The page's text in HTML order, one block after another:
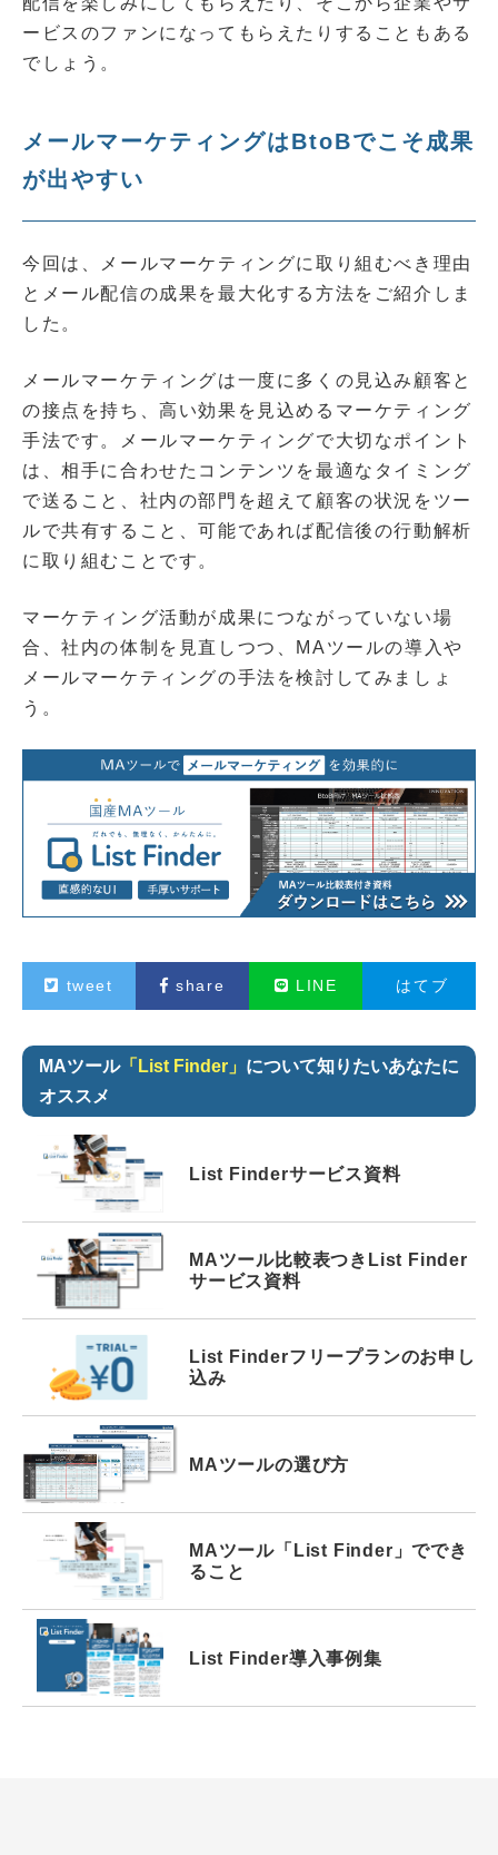
ービスのファンになってもらえたりすることもある
でしょう。
メールマーケティングはBtoBでこそ成果
が出やすい
今回は、メールマーケティングに取り組むべき理由
とメール配信の成果を最大化する方法をご紹介しま
した。
メールマーケティングは一度に多くの見込み顧客と
の接点を持ち、高い効果を見込めるマーケティング
手法です。メールマーケティングで大切なポイント
は、相手に合わせたコンテンツを最適なタイミング
で送ること、社内の部門を超えて顧客の状況をツー
ルで共有すること、可能であれば配信後の行動解析
に取り組むことです。
マーケティング活動が成果につながっていない場
合、社内の体制を見直しつつ、MAツールの導入や
メールマーケティングの手法を検討してみましょ
う。
tweet share LINE はてブ
MAツール「List Finder」 について知りたいあなたに
オススメ
List Finderサービス資料
MAツール比較表つき List Finder
サービス資料
List Finderフリープランのお申し
込み
MAツールの選び方
MAツール 「List Finder」ででき
ること
List Finder導入事例集